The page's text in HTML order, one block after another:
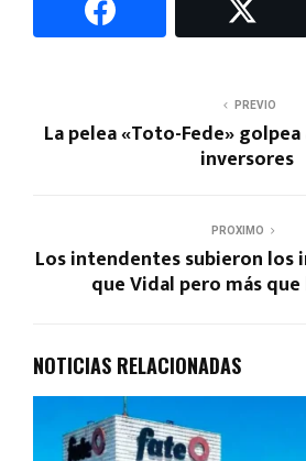
PREVIO
La pelea «Toto-Fede»
inversores
PROXIMO
Los intendentes subieron los
que Vidal pero más
NOTICIAS RELACIONADAS